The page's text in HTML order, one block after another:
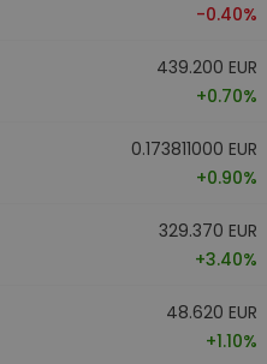
-0.40%
439.200 EUR
+0.70%
0.173811000 EUR
+0.90%
329.370 EUR
+3.40%
48.620 EUR
+1.10%